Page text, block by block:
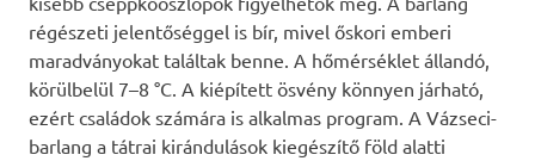
régészeti jelentőséggel is bír, mivel őskori emberi
maradványokat találtak benne. A hőmérséklet állandó,
körülbelül 7–8 °C. A kiépített ösvény könnyen járható,
ezért családok számára is alkalmas program. A Vázseci-
barlang a tátrai kirándulások kiegészítő föld alatti